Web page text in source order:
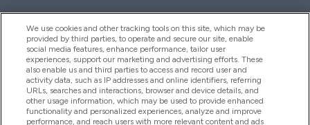
Βοήθεια & Πληροφορίες
Προϊόντα
We use cookies and other tracking tools on this site, which may be
provided by third parties, to operate and secure our site, enable
social media features, enhance performance, tailor user
experiences, support our marketing and advertising efforts. These
also enable us and third parties to access and record user and
activity data, such as IP addresses and online identifiers, referring
URLs, searches and interactions, browser and device details, and
other usage information, which may be used to provide enhanced
functionality and personalized experiences, analyze and improve
performance, and reach users with more relevant content and ads